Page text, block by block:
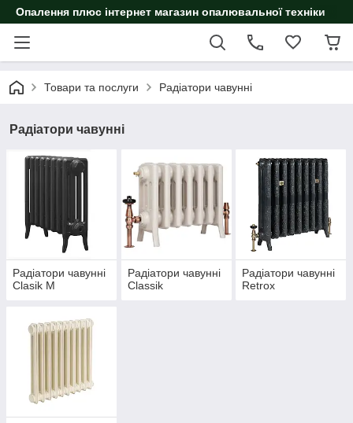
Опалення плюс інтернет магазин опалювальної техніки
Товари та послуги Радіатори чавунні
Радіатори чавунні
Радіатори чавунні
Clasik M
Радіатори чавунні
Classik
Радіатори чавунні
Retrox